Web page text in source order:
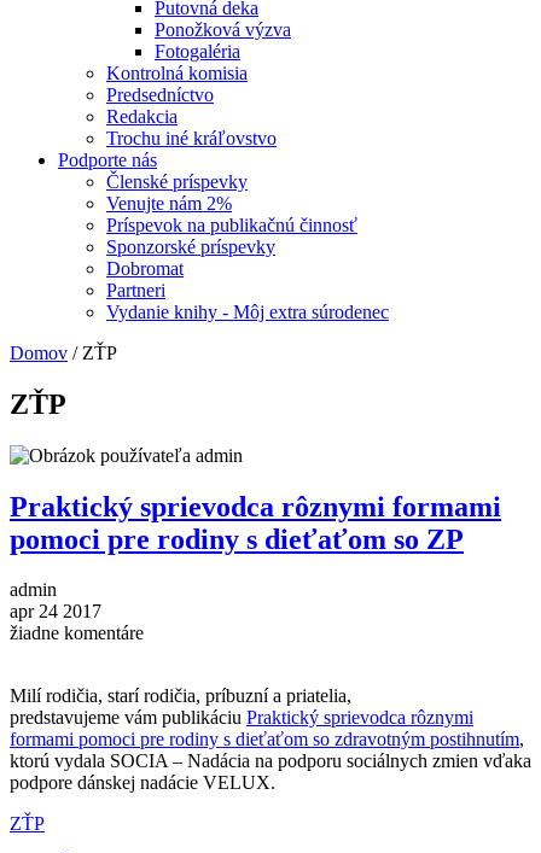
Putovná deka
Ponožková výzva
Fotogaléria
Kontrolná komisia
Predsedníctvo
Redakcia
Trochu iné kráľovstvo
Podporte nás
Členské príspevky
Venujte nám 2%
Príspevok na publikačnú činnosť
Sponzorské príspevky
Dobromat
Partneri
Vydanie knihy - Môj extra súrodenec
Domov / ZŤP
ZŤP
Praktický sprievodca rôznymi formami
pomoci pre rodiny s dieťaťom so ZP
admin
apr 24 2017
žiadne komentáre
Milí rodičia, starí rodičia, príbuzní a priatelia,
predstavujeme vám publikáciu Praktický sprievodca rôznymi
formami pomoci pre rodiny s dieťaťom so zdravotným postihnutím,
ktorú vydala SOCIA – Nadácia na podporu sociálnych zmien vďaka
podpore dánskej nadácie VELUX.
ZŤP